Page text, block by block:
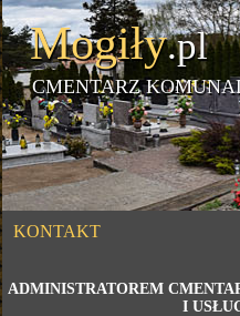
Mogiły.pl
CMENTARZ
KONTAKT
ADMINISTRATOREM
I